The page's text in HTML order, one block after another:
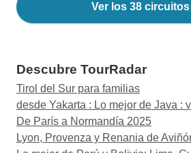
Ver los 38 circuitos
Descubre TourRadar
Tirol del Sur para familias
desde Yakarta : Lo mejor de Java :
De París a Normandía 2025
Lyon, Provenza y Renania de